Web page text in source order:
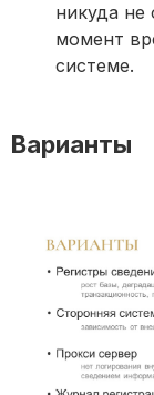
никуда
момент
системе.
Варианты